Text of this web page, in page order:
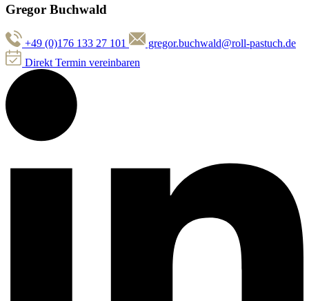
Gregor Buchwald
+49 (0)176 133 27 101
gregor.buchwald@roll-pastuch.de
Direkt Termin vereinbaren